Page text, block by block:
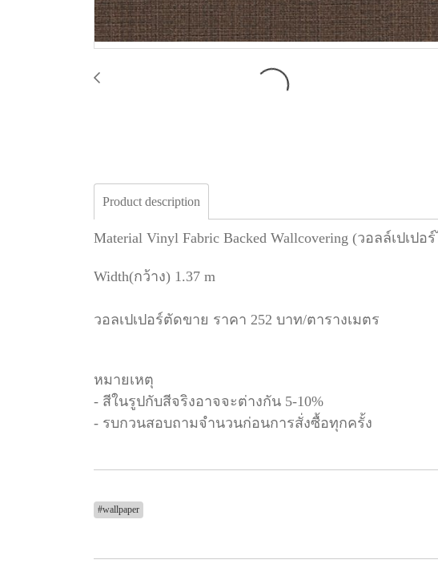
Product description
Material Vinyl Fabric Backed Wallcovering (วอลล์เปเป
Width(กว้าง) 1.37 m
วอลเปเปอร์ตัดขาย ราคา 252 บาท/ตารางเมตร
หมายเหตุ
- สีในรูปกับสีจริงอาจจะต่างกัน 5-10%
- รบกวนสอบถามจำนวนก่อนการสั่งซื้อทุกครั้ง
#wallpaper